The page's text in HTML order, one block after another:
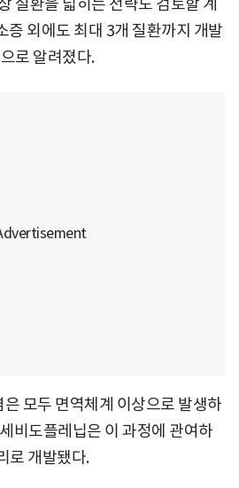
증 외에도 최대 3개 질환까지 개발
로 알려졌다.
모두 면역체계 이상으로 발생하
비도플레닙은 이 과정에 관여하
로 개발됐다.